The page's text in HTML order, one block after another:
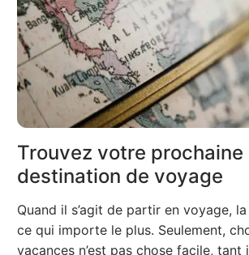
Trouvez votre prochaine
destination de voyage
Quand il s’agit de partir en voyage,
ce qui importe le plus. Seulement,
vacances n’est pas chose facile, tant